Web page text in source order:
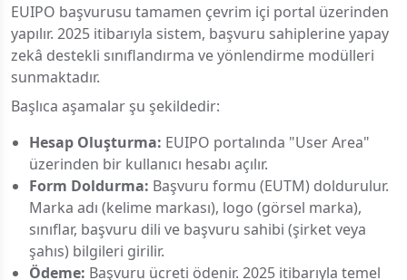
EUIPO başvurusu tamamen çevrim içi portal üzerinden
yapılır. 2025 itibarıyla sistem, başvuru sahiplerine yapay
zekâ destekli sınıflandırma ve yönlendirme modülleri
sunmaktadır.
Başlıca aşamalar şu şekildedir:
Hesap Oluşturma: EUIPO portalında "User Area"
üzerinden bir kullanıcı hesabı açılır.
Form Doldurma: Başvuru formu (EUTM) doldurulur.
Marka adı (kelime markası), logo (görsel marka),
sınıflar, başvuru dili ve başvuru sahibi (şirket veya
şahıs) bilgileri girilir.
Ödeme: Başvuru ücreti ödenir. 2025 itibarıyla temel